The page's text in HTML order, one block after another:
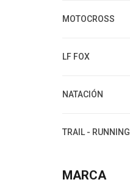
MOTOCROSS
LF FOX
NATACIÓN
TRAIL - RUNNING
MARCA